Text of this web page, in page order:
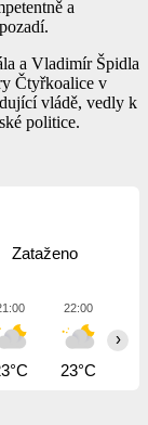
a
a Vladimír Špidla
Čtyřkoalice v
vládě, vedly k
politice.
Zataženo
22:00
23°C
›